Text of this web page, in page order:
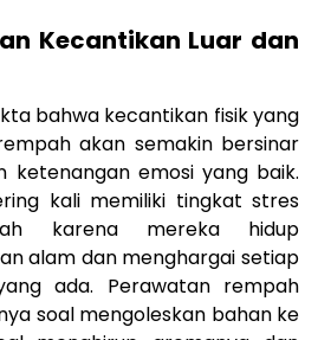
Kecantikan Luar dan
bahwa kecantikan fisik yang
akan semakin bersinar
ketenangan emosi yang baik.
kali memiliki tingkat stres
karena mereka hidup
alam dan menghargai setiap
ada. Perawatan rempah
soal mengoleskan bahan ke